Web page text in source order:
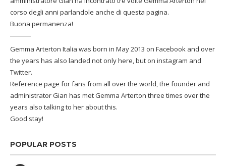
corso degli anni parlandole anche di questa pagina.
Buona permanenza!
Gemma Arterton Italia was born in May 2013 on Facebook and over
the years has also landed not only here, but on instagram and
Twitter.
Reference page for fans from all over the world, the founder and
administrator Gian has met Gemma Arterton three times over the
years also talking to her about this.
Good stay!
POPULAR POSTS